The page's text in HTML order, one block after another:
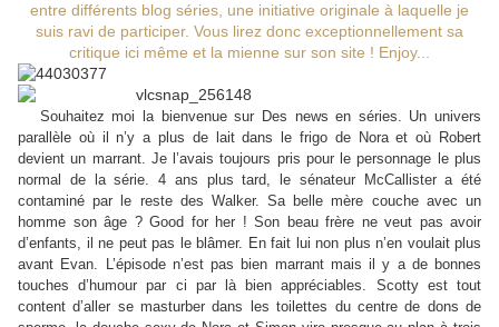
entre différents blog séries, une initiative originale à laquelle je
suis ravi de participer. Vous lirez donc exceptionnellement sa
critique ici même et la mienne sur son site ! Enjoy...
Souhaitez moi la bienvenue sur Des news en séries. Un univers
parallèle où il n’y a plus de lait dans le frigo de Nora et où Robert
devient un marrant. Je l’avais toujours pris pour le personnage le plus
normal de la série. 4 ans plus tard, le sénateur McCallister a été
contaminé par le reste des Walker. Sa belle mère couche avec un
homme son âge ? Good for her ! Son beau frère ne veut pas avoir
d’enfants, il ne peut pas le blâmer. En fait lui non plus n’en voulait plus
avant Evan. L’épisode n’est pas bien marrant mais il y a de bonnes
touches d’humour par ci par là bien appréciables. Scotty est tout
content d’aller se masturber dans les toilettes du centre de dons de